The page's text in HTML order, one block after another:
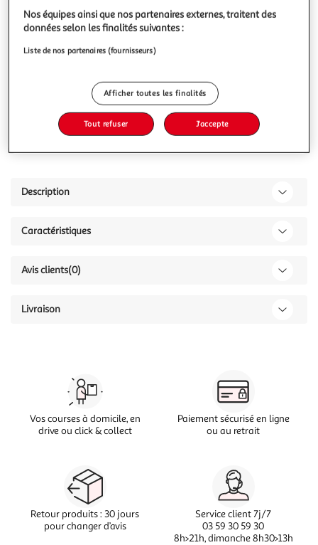
Livr. ou retrait dès 3/4 jours
A partir de 7,99€
50,99€
Ajouter au panier
Ajouter à une liste
Description
Caractéristiques
Avis clients(0)
Livraison
Vos courses à domicile, en
drive ou click & collect
Paiement sécurisé en ligne
ou au retrait
Retour produits : 30 jours
pour changer d’avis
Service client 7j/7
03 59 30 59 30
8h>21h, dimanche 8h30>13h
Nos équipes ainsi que nos partenaires externes, traitent des
données selon les finalités suivantes :
Liste de nos partenaires (fournisseurs)
Afficher toutes les finalités
Tout refuser J'accepte